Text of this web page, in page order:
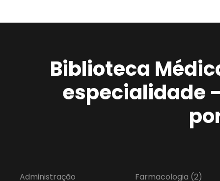
Biblioteca
especialidade
Administração Farmacologia (2)